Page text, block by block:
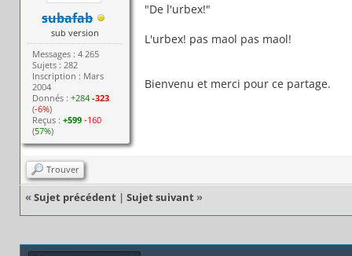
subafab
sub version
Messages : 4 265
Sujets : 282
Inscription : Mars
2004
Donnés :+284 -323
(-6%)
Reçus :+599 -160
(57%)
"De l'urbex!"
L'urbex! pas maol pas maol!
Bienvenu et merci pour ce partage.
Trouver
« Sujet précédent | Sujet suivant »